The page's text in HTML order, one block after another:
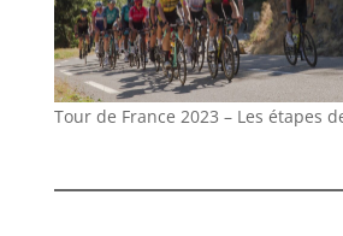
Tour de France 2023 – Les étapes